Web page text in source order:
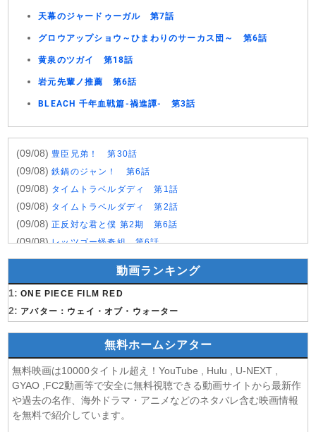
天幕のジャードゥーガル 第7話
グロウアップショウ～ひまわりのサーカス団～ 第6話
黄泉のツガイ 第18話
岩元先輩ノ推薦 第6話
BLEACH 千年血戦篇-禍進譚- 第3話
(09/08) 豊臣兄弟！ 第30話
(09/08)鉄鍋のジャン！ 第6話
(09/08) タイムトラベルダディ 第1話
(09/08) タイムトラベルダディ 第2話
(09/08)正反対な君と僕 第2期 第6話
(09/08)レッツゴー怪奇組 第6話
(09/08)名探偵プリキュア！ 第28話
仮面ライダーゼッツ 第47話
(09/08)DIGIMON BEATBREAK 第42話
(09/08)角醒ハンター オメガホーン 第3話
おねがいアイプリ 第19話
MAO 第19話
(09/08)才女のお世話 高嶺の花だらけな名門校で、学院一のお嬢様
(生活能力皆無)を陰ながらお世話することになりました 第6話
(09/08)魔法少女リリカルなのは EXCEEDS Gun Blaze
Vengeance 第6話
動画ランキング
1: ONE PIECE FILM RED
2: アバター：ウェイ・オブ・ウォーター
無料ホームシアター
無料映画は10000タイトル超え！YouTube , Hulu , U-NEXT ,
GYAO ,FC2動画等で安全に無料視聴できる動画サイトから最新作
や過去の名作、海外ドラマ・アニメなどのネタバレ含む映画情報
を無料で紹介しています。